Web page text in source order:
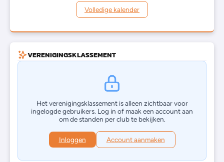
Volledige kalender
VERENIGINGSKLASSEMENT
Het verenigingsklassement is alleen zichtbaar voor
ingelogde gebruikers. Log in of maak een account aan
om de standen per club te bekijken.
Inloggen Account aanmaken